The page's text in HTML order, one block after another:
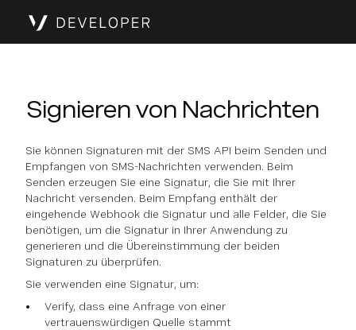
Signieren von Nachrichten
Sie können Signaturen mit der SMS API beim Senden und
Empfangen von SMS-Nachrichten verwenden. Beim
Senden erzeugen Sie eine Signatur, die Sie mit Ihrer
Nachricht versenden. Beim Empfang enthält der
eingehende Webhook die Signatur und alle Felder, die Sie
benötigen, um die Signatur in Ihrer Anwendung zu
generieren und die Übereinstimmung der beiden
Signaturen zu überprüfen.
Sie verwenden eine Signatur, um:
Verify, dass eine Anfrage von einer
vertrauenswürdigen Quelle stammt